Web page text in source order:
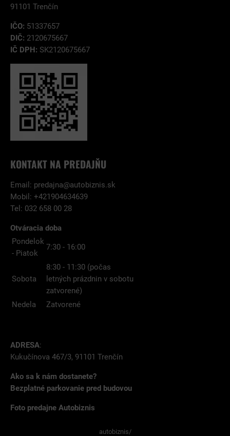
91101 Trenčín
IČO: 51337657
DIČ: 2120675667
IČ DPH: SK2120675667
KONTAKT NA PREDAJŇU
Email: predajna@autobiznis.sk
Mobil: +421904634639
Tel: 032 658 00 28
Otváracia doba
Pondelok
- Piatok
7:30 - 16:00
Sobota
8:30 - 11:30 (počas
letných prázdnin v sobotu
zatvorené)
Nedela
Zatvorené
ADRESA:
Kukučínova 467/3, 91101 Trenčín
Ako sa k nám dostanete?
Bezplatné parkovanie pred budovou
Foto predajne Autobiznis
autobiznis/